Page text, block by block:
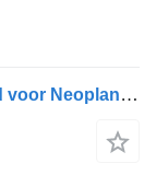
Hella 5DV00876500 besturingseenheid voor Neoplan Centroliner, Euroliner (1998-) bus